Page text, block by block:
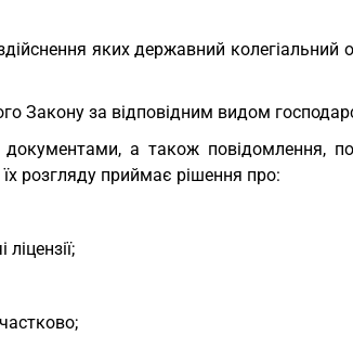
яких державний колегіальний
Закону за відповідним видом
а також повідомлення,
розгляду приймає рішення про: